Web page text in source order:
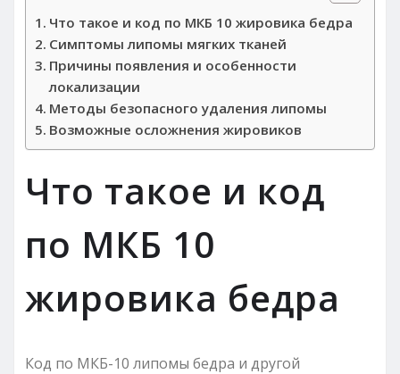
Что такое и код по МКБ 10 жировика бедра
Симптомы липомы мягких тканей
Причины появления и особенности
локализации
Методы безопасного удаления липомы
Возможные осложнения жировиков
Что такое и код
по МКБ 10
жировика бедра
Код по МКБ-10 липомы бедра и другой